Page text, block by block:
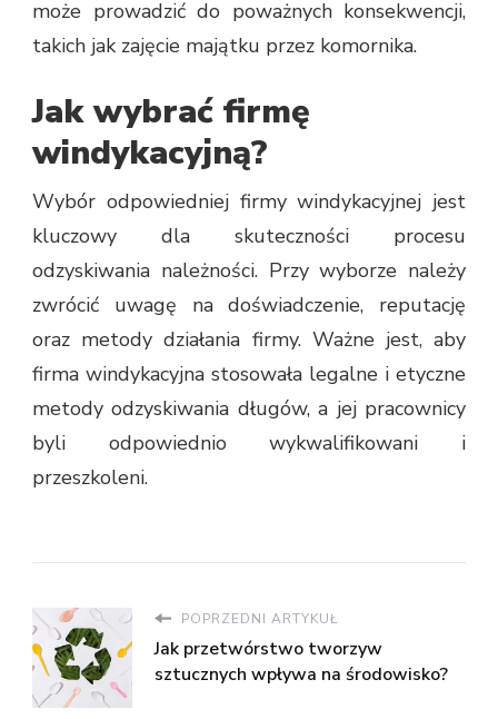
może prowadzić do poważnych konsekwencji,
takich jak zajęcie majątku przez komornika.
Jak wybrać firmę
windykacyjną?
Wybór odpowiedniej firmy windykacyjnej jest
kluczowy dla skuteczności procesu
odzyskiwania należności. Przy wyborze należy
zwrócić uwagę na doświadczenie, reputację
oraz metody działania firmy. Ważne jest, aby
firma windykacyjna stosowała legalne i etyczne
metody odzyskiwania długów, a jej pracownicy
byli odpowiednio wykwalifikowani i
przeszkoleni.
POPRZEDNI ARTYKUŁ
Jak przetwórstwo tworzyw
sztucznych wpływa na środowisko?